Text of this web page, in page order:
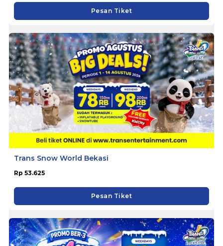
Pesan Tiket
Trans Snow World Bekasi
Rp 53.625
Pesan Tiket